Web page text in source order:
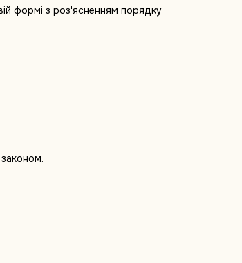
формі з роз'ясненням порядку